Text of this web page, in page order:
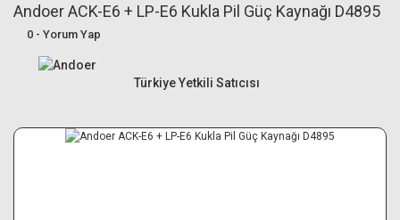
Canon R6 Mark IIIBundle Setler
Alışverişe
Andoer ACK-E6 + LP-E6 Kukla Pil Güç Kaynağı D4895
0 - Yorum Yap
Türkiye Yetkili Satıcısı